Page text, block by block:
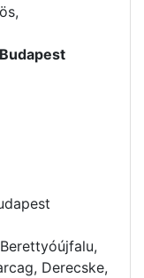
Derecske,